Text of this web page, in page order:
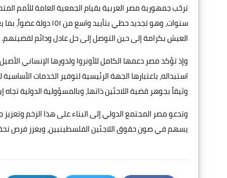
ترحّب جمهورية مصر العربية بقيام الجمعية العامة للأمم
سنوات، وهو تجديد حظي
العيش بكرامة إلى حين التوصل إلى حل عادل ودائم لقضيتهم.
وإذ تؤكد مصر دعمها الكامل للأونروا ولدورها الإنساني
استبداله، باعتبارها الجهة الرئيسية لتوفير الخدمات
وثيقاً بجوهر قضية اللاجئين ذاتها، وبالمسؤولية الدولية
وتدعو مصر المجتمع الدولي إلى البناء على هذا الزخم
يسهم في صون حقوق اللاجئين الفلسطينيين، ويعزز فرص